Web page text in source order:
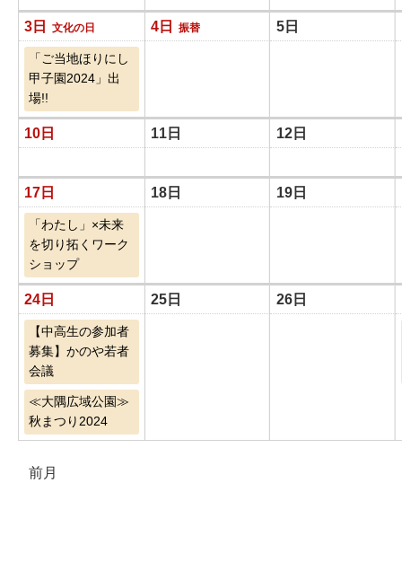
3日 文化の日 4日 振替 5日
「ご当地ほりにし
甲子園2024」出
場!!
10日 11日 12日
17日 18日 19日
「わたし」×未来
を切り拓くワーク
ショップ
24日 25日 26日
【中高生の参加者
募集】かのや若者
会議
≪大隅広域公園≫
秋まつり2024
前月